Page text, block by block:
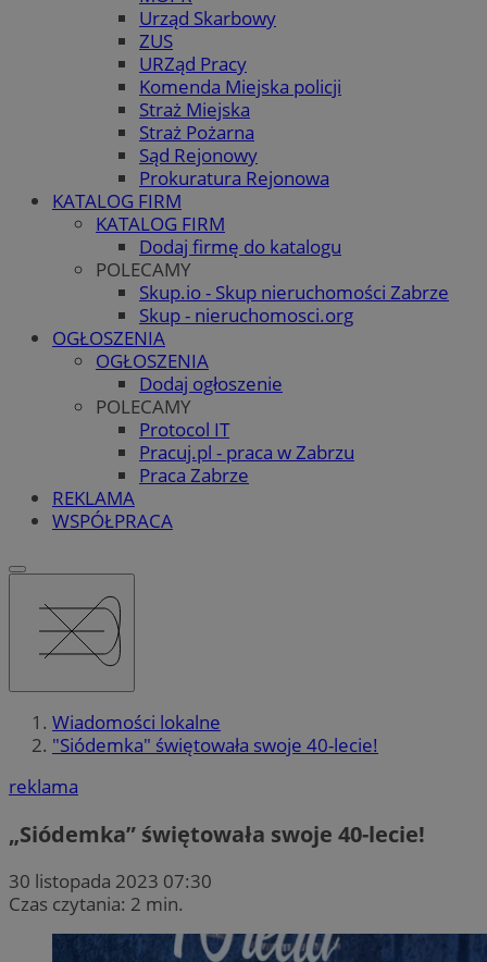
Urząd Skarbowy
ZUS
URZąd Pracy
Komenda Miejska policji
Straż Miejska
Straż Pożarna
Sąd Rejonowy
Prokuratura Rejonowa
KATALOG FIRM
KATALOG FIRM
Dodaj firmę do katalogu
POLECAMY
Skup.io - Skup nieruchomości Zabrze
Skup - nieruchomosci.org
OGŁOSZENIA
OGŁOSZENIA
Dodaj ogłoszenie
POLECAMY
Protocol IT
Pracuj.pl - praca w Zabrzu
Praca Zabrze
REKLAMA
WSPÓŁPRACA
Wiadomości lokalne
"Siódemka" świętowała swoje 40-lecie!
reklama
„Siódemka” świętowała swoje 40-lecie!
30 listopada 2023 07:30
Czas czytania: 2 min.